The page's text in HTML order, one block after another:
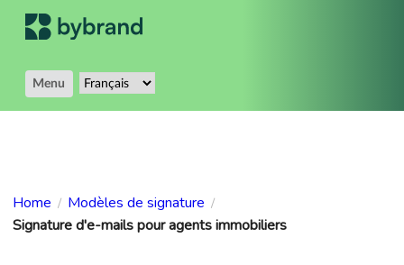
Menu
Home / Modèles de signature /
Signature d'e-mails pour agents immobiliers